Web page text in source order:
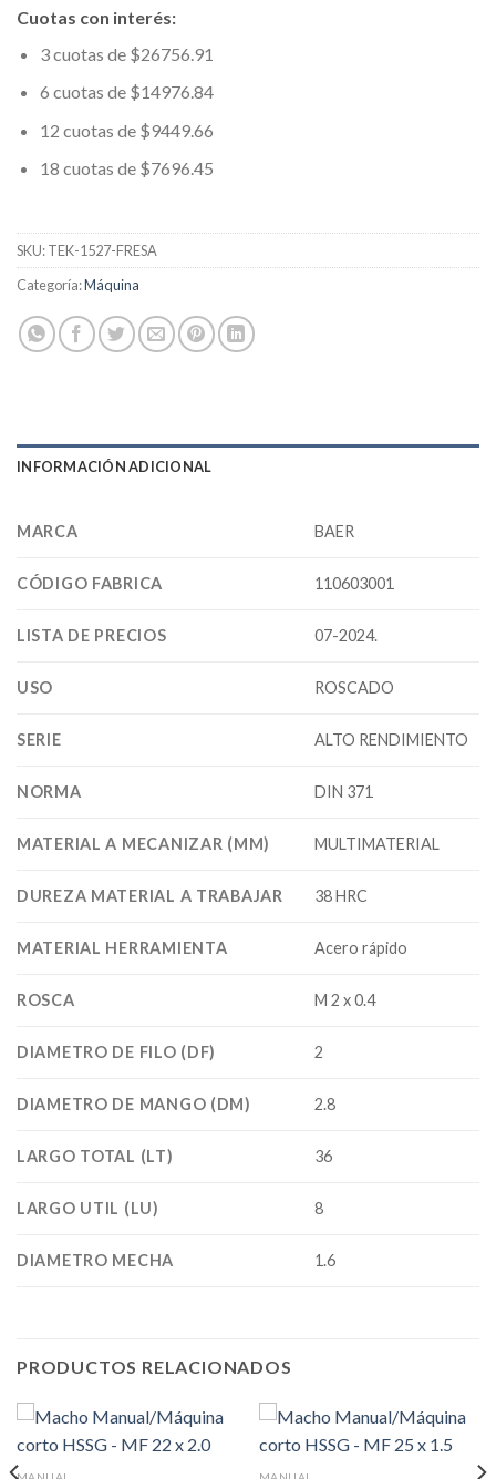
Cuotas con interés:
3 cuotas de $26756.91
6 cuotas de $14976.84
12 cuotas de $9449.66
18 cuotas de $7696.45
SKU:TEK-1527-FRESA
Categoría:Máquina
INFORMACIÓN ADICIONAL
MARCA BAER
CÓDIGO FABRICA 110603001
LISTA DE PRECIOS 07-2024.
USO ROSCADO
SERIE ALTO RENDIMIENTO
NORMA DIN 371
MATERIAL A MECANIZAR (MM) MULTIMATERIAL
DUREZA MATERIAL A TRABAJAR 38 HRC
MATERIAL HERRAMIENTA Acero rápido
ROSCA M 2 x 0.4
DIAMETRO DE FILO (DF) 2
DIAMETRO DE MANGO (DM) 2.8
LARGO TOTAL (LT) 36
LARGO UTIL (LU) 8
DIAMETRO MECHA 1.6
PRODUCTOS RELACIONADOS
MANUAL MANUAL